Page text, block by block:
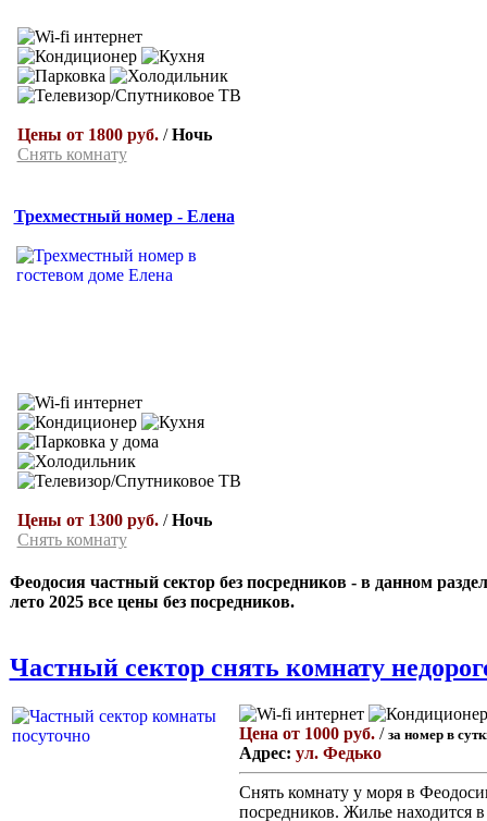
Цены от 1800 руб./Ночь
Снять комнату
Трехместный номер - Елена
Цены от 1300 руб./Ночь
Снять комнату
Феодосия частный сектор без посредников - в данном
лето 2025 все цены без посредников.
Частный сектор снять комнату
Цена от 1000 руб./ за номер в
Адрес: ул. Федько
Снять комнату у моря в
посредников. Жилье находится